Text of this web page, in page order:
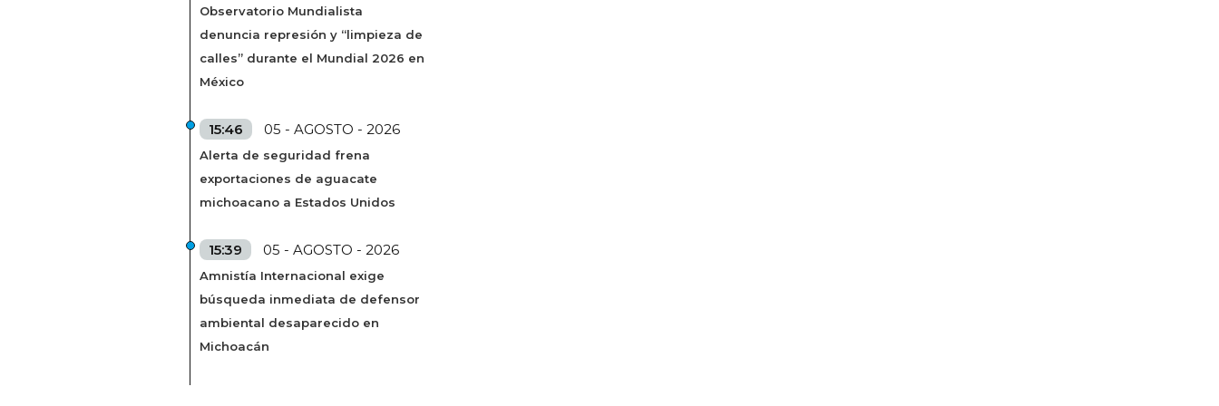
Observatorio Mundialista
denuncia represión y “limpieza de
calles” durante el Mundial 2026 en
México
15:46 05 - AGOSTO - 2026
Alerta de seguridad frena
exportaciones de aguacate
michoacano a Estados Unidos
15:39 05 - AGOSTO - 2026
Amnistía Internacional exige
búsqueda inmediata de defensor
ambiental desaparecido en
Michoacán